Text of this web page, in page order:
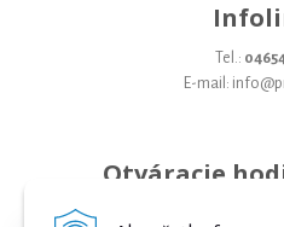
Tel.:
E-mail:
Otváracie